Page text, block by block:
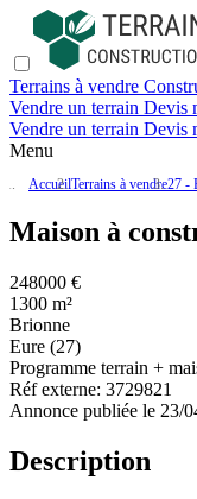
Terrains à vendre
Vendre un terrain Devis
Vendre un terrain Devis
Menu
AccueilTerrains à vendre27 -
Maison à
248000 €
1300 m²
Brionne
Eure (27)
Programme terrain +
Réf externe: 3729821
Annonce publiée le 23/
Description